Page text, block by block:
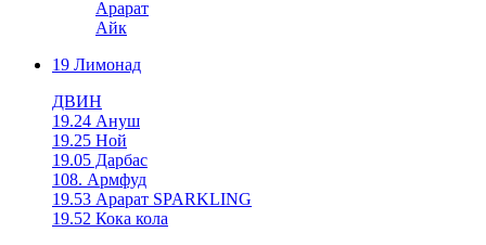
Арарат
Айк
19 Лимонад
ДВИН
19.24 Ануш
19.25 Ной
19.05 Дарбас
108. Армфуд
19.53 Арарат SPARKLING
19.52 Кока кола